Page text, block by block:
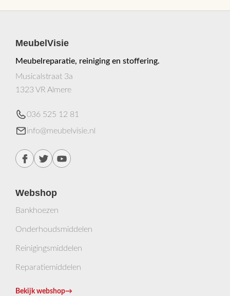
MeubelVisie
Meubelreparatie, reiniging en stoffering.
Musicalstraat 3a
1323 VR Almere
036 525 12 81
info@meubelvisie.nl
Webshop
Bankhoezen
Onderhoudsmiddelen
Reinigingsmiddelen
Reparatiemiddelen
Bekijk webshop→